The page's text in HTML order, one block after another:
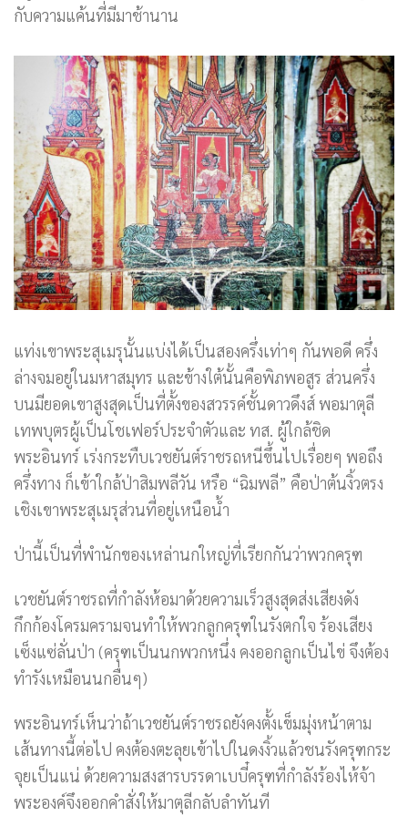
กับความแค้นที่มีมาช้านาน
แท่งเขาพระสุเมรุนั้นแบ่งได้เป็นสองครึ่งเท่าๆ กันพอดี ครึ่ง
ล่างจมอยู่ในมหาสมุทร และข้างใต้นั้นคือพิภพอสูร ส่วนครึ่ง
บนมียอดเขาสูงสุดเป็นที่ตั้งของสวรรค์ชั้นดาวดึงส์ พอมาตุลี
เทพบุตรผู้เป็นโชเฟอร์ประจำตัวและ ทส. ผู้ใกล้ชิด
พระอินทร์ เร่งกระทืบเวชยันต์ราชรถหนีขึ้นไปเรื่อยๆ พอถึง
ครึ่งทาง ก็เข้าใกล้ป่าสิมพลีวัน หรือ “ฉิมพลี” คือป่าต้นงิ้วตรง
เชิงเขาพระสุเมรุส่วนที่อยู่เหนือน้ำ
ป่านี้เป็นที่พำนักของเหล่านกใหญ่ที่เรียกกันว่าพวกครุฑ
เวชยันต์ราชรถที่กำลังห้อมาด้วยความเร็วสูงสุดส่งเสียงดัง
กึกก้องโครมครามจนทำให้พวกลูกครุฑในรังตกใจ ร้องเสียง
เซ็งแซ่ลั่นป่า (ครุฑเป็นนกพวกหนึ่ง คงออกลูกเป็นไข่ จึงต้อง
ทำรังเหมือนนกอื่นๆ)
พระอินทร์เห็นว่าถ้าเวชยันต์ราชรถยังคงตั้งเข็มมุ่งหน้าตาม
เส้นทางนี้ต่อไป คงต้องตะลุยเข้าไปในดงงิ้วแล้วชนรังครุฑกระ
จุยเป็นแน่ ด้วยความสงสารบรรดาเบบี๋ครุฑที่กำลังร้องไห้จ้า
พระองค์จึงออกคำสั่งให้มาตุลีกลับลำทันที